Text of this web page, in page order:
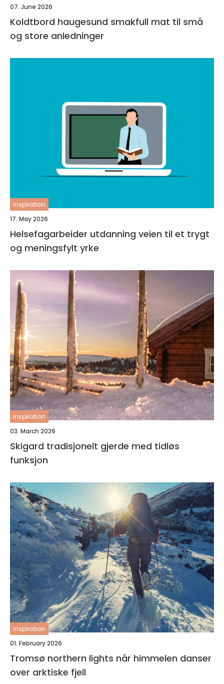
07. June 2026
Koldtbord haugesund smakfull mat til små
og store anledninger
inspiration
17. May 2026
Helsefagarbeider utdanning veien til et trygt
og meningsfylt yrke
inspiration
03. March 2026
Skigard tradisjonelt gjerde med tidløs
funksjon
inspiration
01. February 2026
Tromsø northern lights når himmelen danser
over arktiske fjell